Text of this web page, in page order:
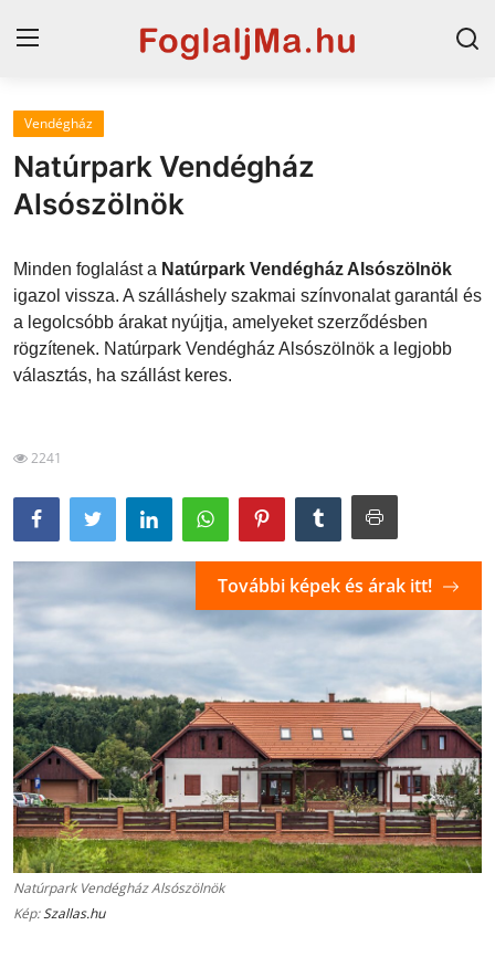
Magyarország
Horvát tengerpart
Horvátország
Blog
Szállások Hajdúszoboszlón
Vendégház
Natúrpark Vendégház
Alsószölnök
Minden foglalást a Natúrpark Vendégház Alsószölnök
igazol vissza. A szálláshely szakmai színvonalat garantál és
a legolcsóbb árakat nyújtja, amelyeket szerződésben
rögzítenek. Natúrpark Vendégház Alsószölnök a legjobb
választás, ha szállást keres.
2241
Natúrpark Vendégház Alsószölnök
Kép:Szallas.hu
További képek és árak itt!